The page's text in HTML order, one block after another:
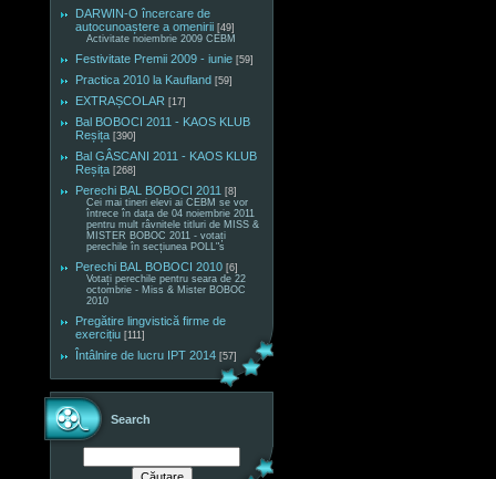
DARWIN-O încercare de
autocunoaștere a omenirii [49]
Activitate noiembrie 2009 CEBM
Festivitate Premii 2009 - iunie [59]
Practica 2010 la Kaufland [59]
EXTRAȘCOLAR [17]
Bal BOBOCI 2011 - KAOS KLUB
Reșița [390]
Bal GÂSCANI 2011 - KAOS KLUB
Reșița [268]
Perechi BAL BOBOCI 2011 [8]
Cei mai tineri elevi ai CEBM se vor
întrece în data de 04 noiembrie 2011
pentru mult râvnitele titluri de MISS &
MISTER BOBOC 2011 - votați
perechile în secțiunea POLL"s
Perechi BAL BOBOCI 2010 [6]
Votați perechile pentru seara de 22
octombrie - Miss & Mister BOBOC
2010
Pregătire lingvistică firme de
exercițiu [111]
Întâlnire de lucru IPT 2014 [57]
Search